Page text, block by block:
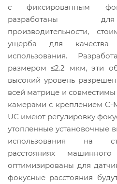
с фиксированным
разработаны
производительности,
ущерба для
использования.
размером ≤2.2 мкм, эти
высокий уровень
всей матрице и
камерами с креплением C-
UC имеют регулировку
утопленные установочные
использования на
расстояниях
оптимизированы для
фокусные расстояния